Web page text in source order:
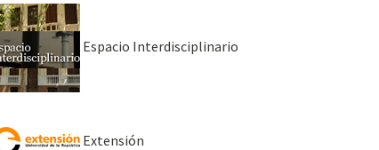
Espacio Interdisciplinario
Extensión